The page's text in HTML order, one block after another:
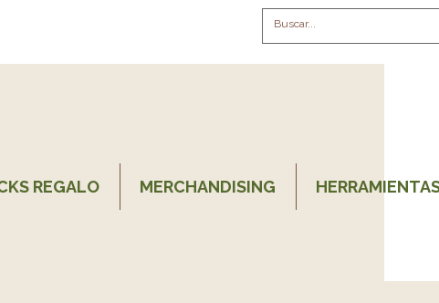
REGALO MERCHANDISING